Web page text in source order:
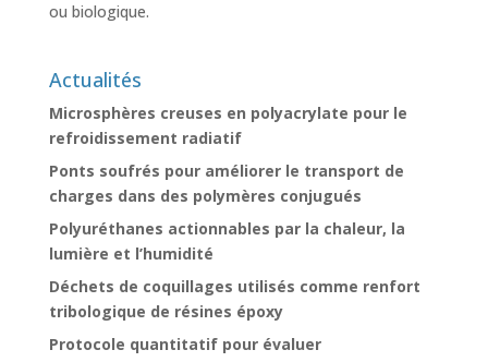
ou biologique.
Actualités
Microsphères creuses en polyacrylate pour le
refroidissement radiatif
Ponts soufrés pour améliorer le transport de
charges dans des polymères conjugués
Polyuréthanes actionnables par la chaleur, la
lumière et l’humidité
Déchets de coquillages utilisés comme renfort
tribologique de résines époxy
Protocole quantitatif pour évaluer